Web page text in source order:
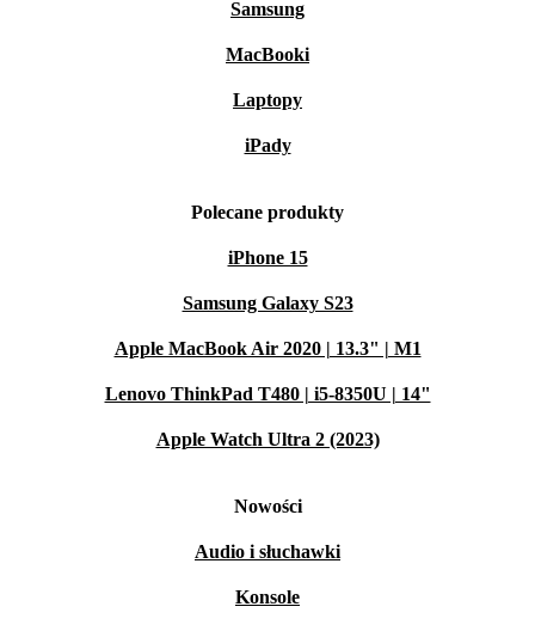
Samsung
MacBooki
Laptopy
iPady
Polecane produkty
iPhone 15
Samsung Galaxy S23
Apple MacBook Air 2020 | 13.3" | M1
Lenovo ThinkPad T480 | i5-8350U | 14"
Apple Watch Ultra 2 (2023)
Nowości
Audio i słuchawki
Konsole